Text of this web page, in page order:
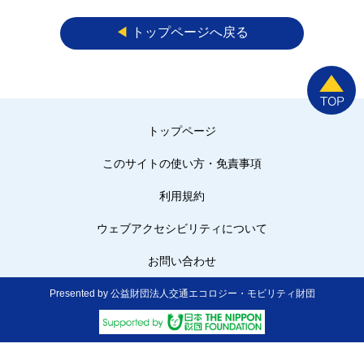
◀︎ トップページへ戻る
トップページ
このサイトの使い方・免責事項
利用規約
ウェブアクセシビリティについて
お問い合わせ
Presented by 公益財団法人交通エコロジー・モビリティ財団